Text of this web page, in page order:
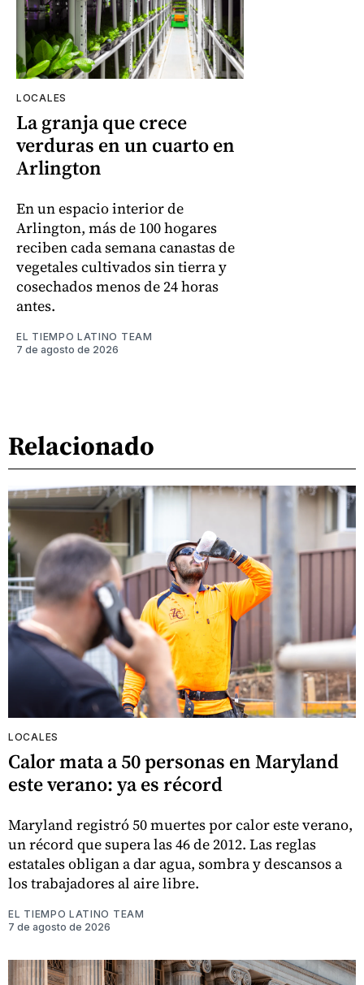
LOCALES
La granja que crece
verduras en un cuarto en
Arlington
En un espacio interior de
Arlington, más de 100 hogares
reciben cada semana canastas de
vegetales cultivados sin tierra y
cosechados menos de 24 horas
antes.
EL TIEMPO LATINO TEAM
7 de agosto de 2026
Relacionado
LOCALES
Calor mata a 50 personas en Maryland
este verano: ya es récord
Maryland registró 50 muertes por calor este verano,
un récord que supera las 46 de 2012. Las reglas
estatales obligan a dar agua, sombra y descansos a
los trabajadores al aire libre.
EL TIEMPO LATINO TEAM
7 de agosto de 2026